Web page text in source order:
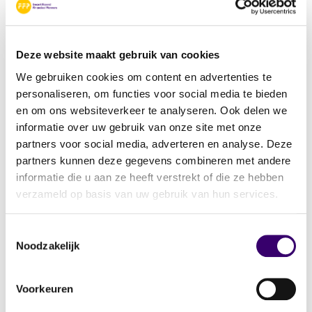
Deze website maakt gebruik van cookies
We gebruiken cookies om content en advertenties te
personaliseren, om functies voor social media te bieden
en om ons websiteverkeer te analyseren. Ook delen we
informatie over uw gebruik van onze site met onze
partners voor social media, adverteren en analyse. Deze
partners kunnen deze gegevens combineren met andere
informatie die u aan ze heeft verstrekt of die ze hebben
verzameld op basis van uw gebruik van hun services.
Noodzakelijk
Voorkeuren
toepassing?
net iets andere vuistregel: je betaalt premie in
het land waar je het merendeel van de tijd
werkt. Dat betekent dat je wellicht in
Nederland inkomstenbelasting betaalt, maar in
het buitenland sociale premies afdraagt.
Dat betekent dat je aanspraak maakt op de
lokale sociale zekerheid, die vaak anders is
raadzaam om goed uit te zoeken welk risico op
inkomensverlies je loopt als je in het buitenland
ziek wordt of werkloos raakt. Dan kun je je
desnoods vooraf bijverzekeren.